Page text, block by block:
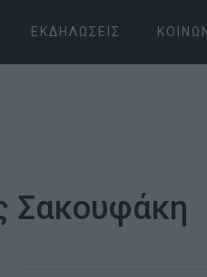
ΕΚΔΗΛΏΣΕΙΣ
Σακουφάκη